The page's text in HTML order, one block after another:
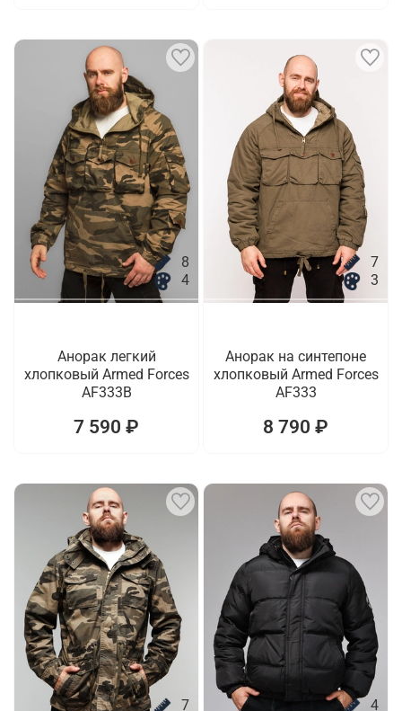
8
4
Анорак легкий
хлопковый Armed Forces
AF333B
7 590 ₽
7
3
Анорак на синтепоне
хлопковый Armed Forces
AF333
8 790 ₽
7
4